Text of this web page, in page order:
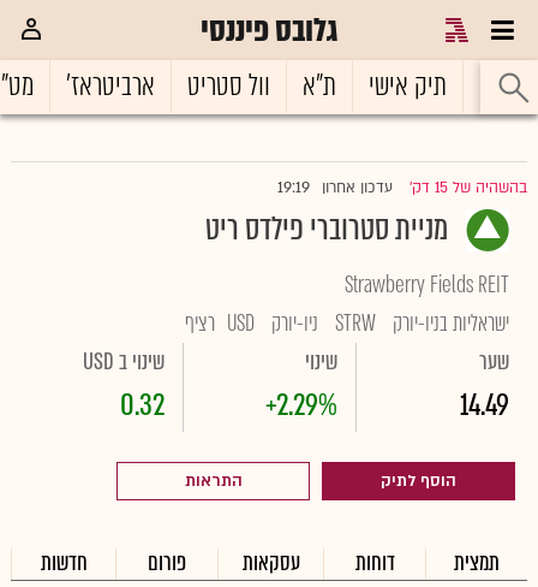
גלובס פיננסי
ראשי תיק אישי ת"א וול סטריט ארביטראז'
בהשהיה של 15 דק' עדכון אחרון 19:19
מניית סטרוברי פילדס ריט
Strawberry Fields REIT
ישראליות בניו-יורק STRW ניו-יורק USD רציף
שער
14.49
שינוי
+2.29%
שינוי ב USD
0.32
הוסף לתיק התראות
תמצית דוחות עסקאות פורום חדשות